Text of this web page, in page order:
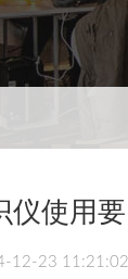
仪使用
12-23 11:21:02